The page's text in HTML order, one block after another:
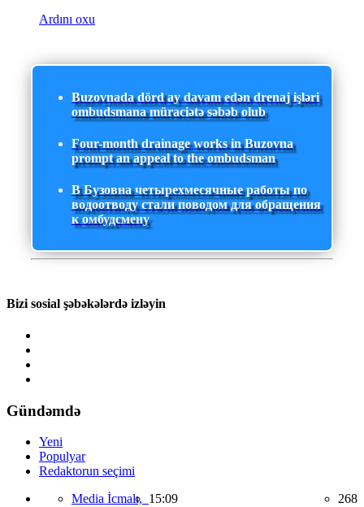
Ardını oxu
Buzovnada dörd ay davam edən drenaj işləri
ombudsmana müraciətə səbəb olub
Four-month drainage works in Buzovna
prompt an appeal to the ombudsman
В Бузовна четырехмесячные работы по
водоотводу стали поводом для обращения
к омбудсмену
Bizi sosial şəbəkələrdə izləyin
Gündəmdə
Yeni
Populyar
Redaktorun seçimi
Media İcmalı, 15:09 268